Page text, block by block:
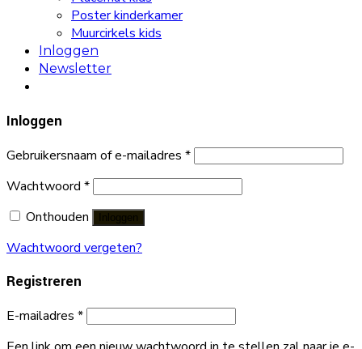
Poster kinderkamer
Muurcirkels kids
Inloggen
Newsletter
Inloggen
Gebruikersnaam of e-mailadres *
Wachtwoord *
Onthouden
Inloggen
Wachtwoord vergeten?
Registreren
E-mailadres *